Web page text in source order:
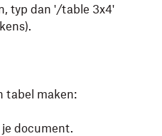
typ dan '/table 3x4'
tabel maken:
je document.